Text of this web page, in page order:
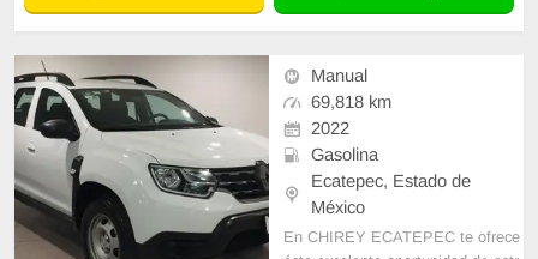
Manual
69,818 km
2022
Gasolina
Ecatepec, Estado de
México
En CHIREY ECATEPEC te ofrece